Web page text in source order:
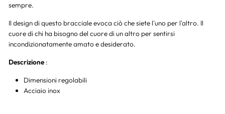
sempre.
Il design di questo bracciale evoca ciò che siete l'uno per l'altro. Il
cuore di chi ha bisogno del cuore di un altro per sentirsi
incondizionatamente amato e desiderato.
Descrizione :
Dimensioni regolabili
Acciaio inox